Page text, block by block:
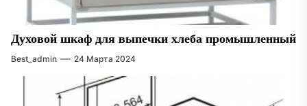
Духовой шкаф для выпечки хлеба промышленный
Best_admin 24 Марта 2024